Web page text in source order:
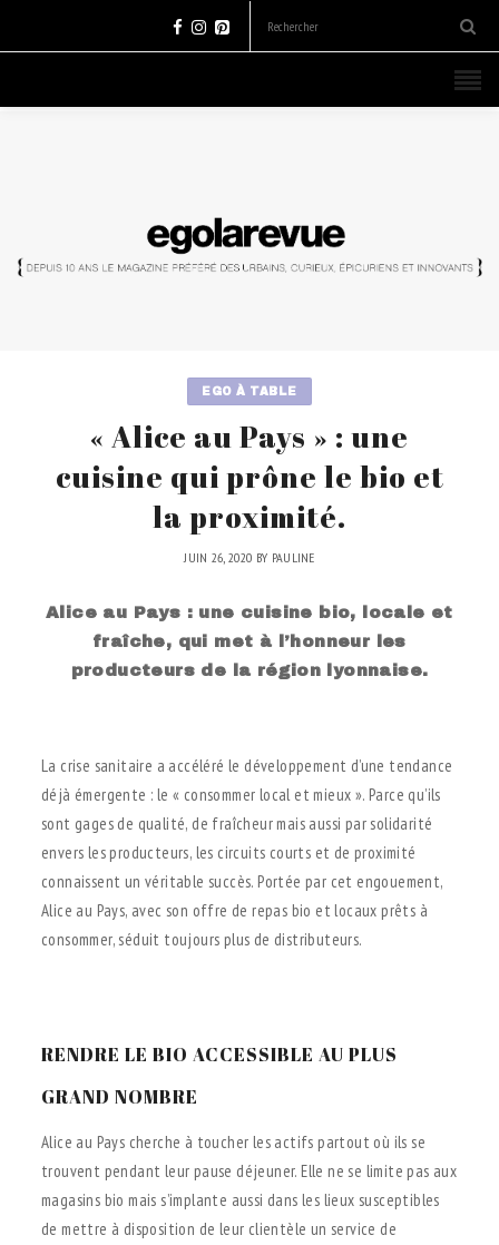
EGO À TABLE
« Alice au Pays » : une
cuisine qui prône le bio et
la proximité.
JUIN 26, 2020 BY PAULINE
Alice au Pays : une cuisine bio, locale et
fraîche, qui met à l’honneur les
producteurs de la région lyonnaise.
La crise sanitaire a accéléré le développement d’une tendance
déjà émergente : le « consommer local et mieux ». Parce qu’ils
sont gages de qualité, de fraîcheur mais aussi par solidarité
envers les producteurs, les circuits courts et de proximité
connaissent un véritable succès. Portée par cet engouement,
Alice au Pays, avec son offre de repas bio et locaux prêts à
consommer, séduit toujours plus de distributeurs.
RENDRE LE BIO ACCESSIBLE AU PLUS
GRAND NOMBRE
Alice au Pays cherche à toucher les actifs partout où ils se
trouvent pendant leur pause déjeuner. Elle ne se limite pas aux
magasins bio mais s’implante aussi dans les lieux susceptibles
de mettre à disposition de leur clientèle un service de